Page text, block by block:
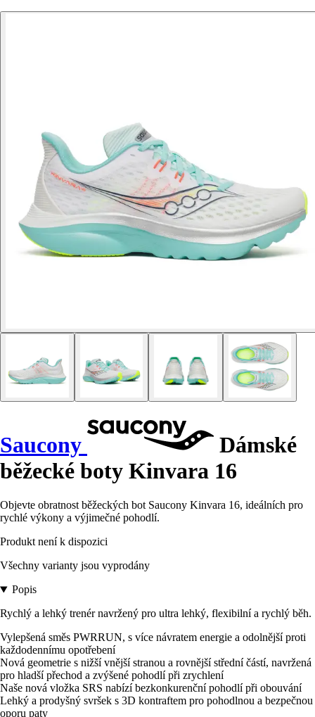
Saucony
Dámské
běžecké boty Kinvara 16
Objevte obratnost běžeckých bot Saucony Kinvara 16, ideálních pro
rychlé výkony a výjimečné pohodlí.
Produkt není k dispozici
Všechny varianty jsou vyprodány
Popis
Rychlý a lehký trenér navržený pro ultra lehký, flexibilní a rychlý běh.
Vylepšená směs PWRRUN, s více návratem energie a odolnější proti
každodennímu opotřebení
Nová geometrie s nižší vnější stranou a rovnější střední částí, navržená
pro hladší přechod a zvýšené pohodlí při zrychlení
Naše nová vložka SRS nabízí bezkonkurenční pohodlí při obouvání
Lehký a prodyšný svršek s 3D kontraftem pro pohodlnou a bezpečnou
oporu paty